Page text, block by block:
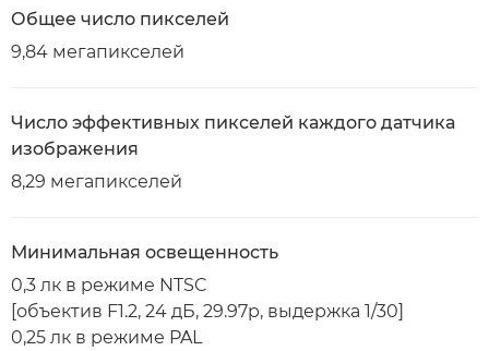
Общее число пикселей
9,84 мегапикселей
Число эффективных пикселей каждого датчика
изображения
8,29 мегапикселей
Минимальная освещенность
0,3 лк в режиме NTSC
[объектив F1.2, 24 дБ, 29.97p, выдержка 1/30]
0,25 лк в режиме PAL